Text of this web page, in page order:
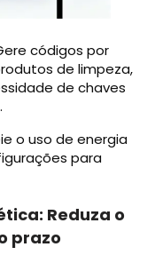
códigos por
de limpeza,
de chaves
o uso de energia
para
Reduza o
prazo